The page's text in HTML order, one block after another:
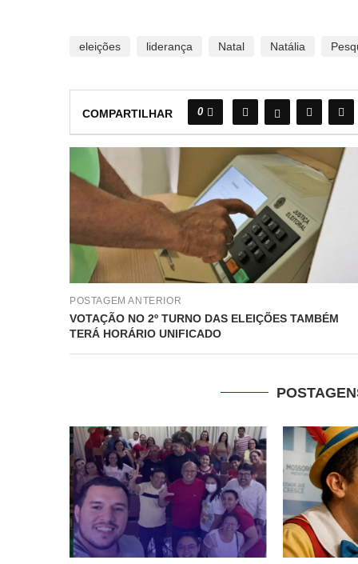
eleições liderança Natal Natália
COMPARTILHAR 0
POSTAGEM ANTERIOR
VOTAÇÃO NO 2º TURNO DAS ELEIÇÕES TAMBÉM
TERÁ HORÁRIO UNIFICADO